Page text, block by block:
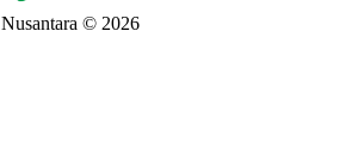
© 2026